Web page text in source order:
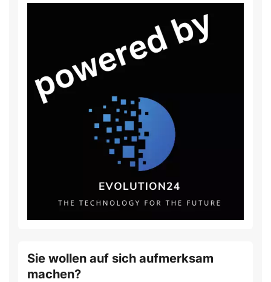
Sie wollen auf sich aufmerksam
machen?